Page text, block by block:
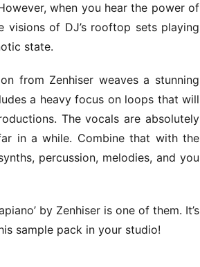
when you hear the power of
visions of DJ’s rooftop sets playing
state.
from Zenhiser weaves a stunning
a heavy focus on loops that will
The vocals are absolutely
in a while. Combine that with the
percussion, melodies, and you
by Zenhiser is one of them. It’s
sample pack in your studio!